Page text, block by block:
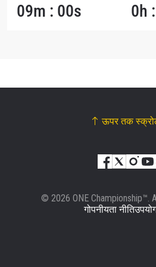
09m : 00s 0h
ऊपर तक
© 2026 ONE Championship™.
गोपनीयता नीति